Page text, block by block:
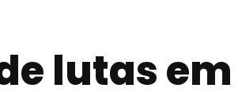
lutas em